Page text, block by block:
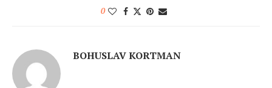
0
BOHUSLAV KORTMAN